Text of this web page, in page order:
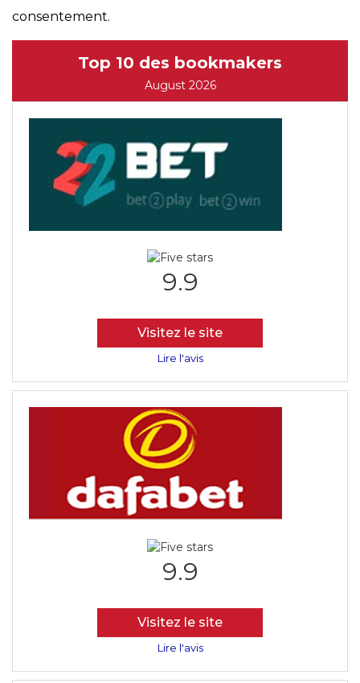
consentement.
Top 10 des bookmakers
August 2026
9.9
Visitez le site
Lire l'avis
9.9
Visitez le site
Lire l'avis